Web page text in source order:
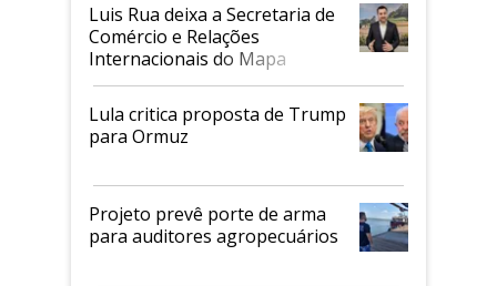
Luis Rua deixa a Secretaria de
Comércio e Relações
Internacionais do Mapa
Lula critica proposta de Trump
para Ormuz
Projeto prevê porte de arma
para auditores agropecuários